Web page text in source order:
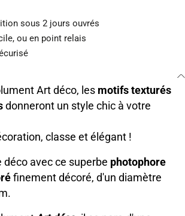
sous 2 jours ouvrés
ou en point relais
Art déco, les motifs texturés
donneront un style chic à votre
classe et élégant !
avec ce superbe photophore
finement décoré, d'un diamètre